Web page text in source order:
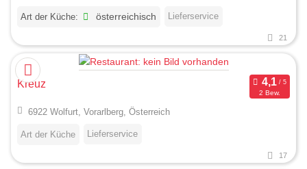
Art der Küche: österreichisch Lieferservice
21
Kreuz
2 Bew.
6922 Wolfurt, Vorarlberg, Österreich
Art der Küche Lieferservice
17